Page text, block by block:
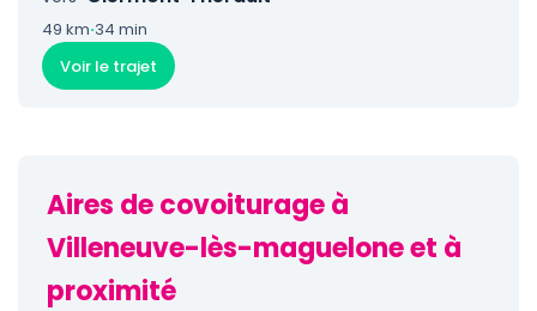
49 km·34 min
Voir le trajet
Aires de covoiturage à
Villeneuve-lès-maguelone et à
proximité